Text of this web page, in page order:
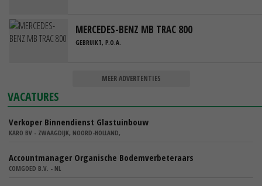
MERCEDES-BENZ MB TRAC 800
GEBRUIKT, P.O.A.
MEER ADVERTENTIES
VACATURES
Verkoper Binnendienst Glastuinbouw
KARO BV - ZWAAGDIJK, NOORD-HOLLAND,
Accountmanager Organische Bodemverbeteraars
COMGOED B.V. - NL